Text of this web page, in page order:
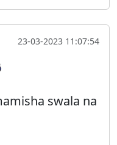
23-03-2023 11:07:54
swala na